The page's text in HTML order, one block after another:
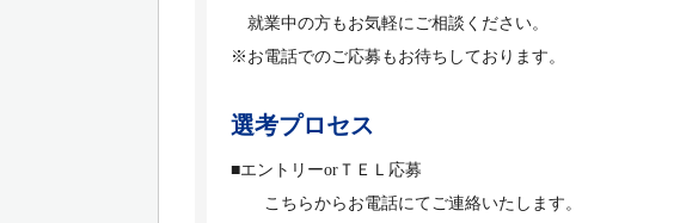
就業中の方もお気軽にご相談ください。
※お電話でのご応募もお待ちしております。
選考プロセス
■エントリーorＴＥＬ応募
こちらからお電話にてご連絡いたします。